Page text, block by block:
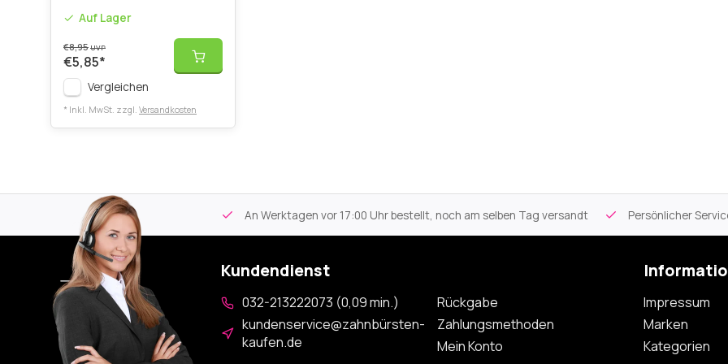
Auf Lager
€8,95UVP
€5,85*
Vergleichen
* Inkl. MwSt. zzgl. Versandkosten
Kostenloser Versand An Werktagen vor 17:00 Uhr bestellt, noch am selben Tag versandt Persönlicher
Kundendienst
032-213222073 (0,09 min.)
kundenservice@zahnbürsten-
kaufen.de
Rückgabe
Zahlungsmethoden
Mein Konto
Impressum
Marken
Kategorien